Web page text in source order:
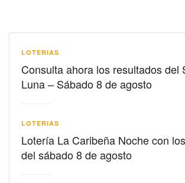
LOTERIAS
Consulta ahora los resultados del
Luna – Sábado 8 de agosto
LOTERIAS
Lotería La Caribeña Noche con
del sábado 8 de agosto